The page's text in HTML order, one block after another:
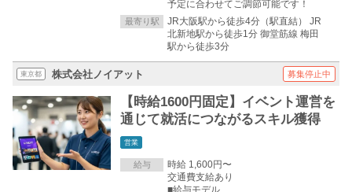
予定に合わせてご調節可能です！
最寄り駅
JR大阪駅から徒歩4分（駅直結） JR
北新地駅から徒歩1分 御堂筋線 梅田
駅から徒歩3分
東京都 株式会社ノイアット 募集停止中
【時給1600円固定】イベント運営を
通じて就活につながるスキル獲得
営業
給与
時給 1,600円〜
交通費支給あり
■給与モデル